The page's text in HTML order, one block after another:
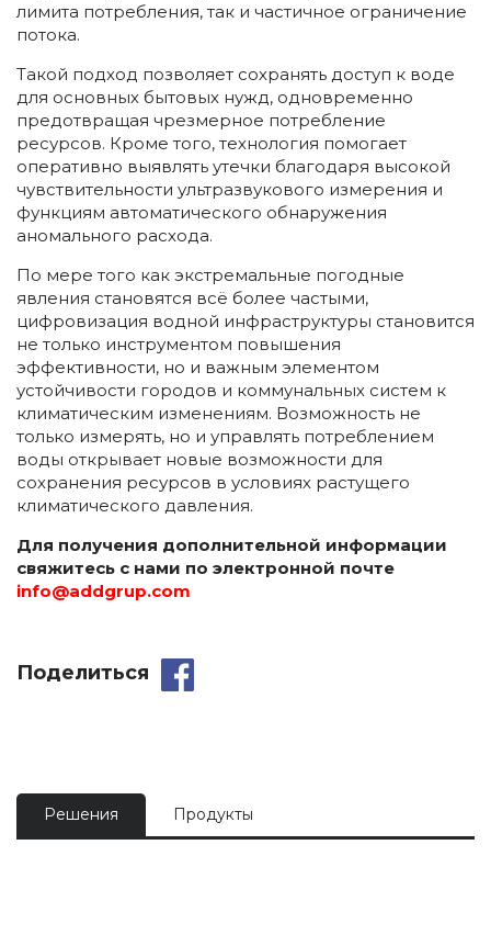
лимита потребления, так и частичное ограничение
потока.
Такой подход позволяет сохранять доступ к воде
для основных бытовых нужд, одновременно
предотвращая чрезмерное потребление
ресурсов. Кроме того, технология помогает
оперативно выявлять утечки благодаря высокой
чувствительности ультразвукового измерения и
функциям автоматического обнаружения
аномального расхода.
По мере того как экстремальные погодные
явления становятся всё более частыми,
цифровизация водной инфраструктуры становится
не только инструментом повышения
эффективности, но и важным элементом
устойчивости городов и коммунальных систем к
климатическим изменениям. Возможность не
только измерять, но и управлять потреблением
воды открывает новые возможности для
сохранения ресурсов в условиях растущего
климатического давления.
Для получения дополнительной информации
свяжитесь с нами по электронной почте
info@addgrup.com
Поделиться
Решения Продукты